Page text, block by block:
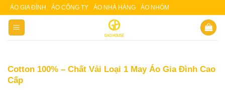
Skip
content
ÁO GIA ĐÌNH ÁO CÔNG TY ÁO NHÀ HÀNG ÁO NHÓM
Cotton 100% – Chất Vải Loại 1 May Áo Gia Đình Cao
Cấp